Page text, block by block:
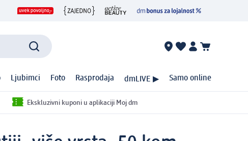
Ljubimci Foto Rasprodaja dmLIVE ▶ Samo online
Ekskluzivni kuponi u aplikaciji Moj dm